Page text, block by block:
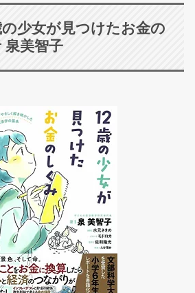
の少女が見つけたお金の
泉美智子